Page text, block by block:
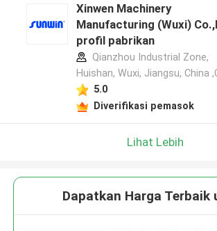
Xinwen Machinery
Manufacturing (Wuxi)
profil pabrikan
Qianzhou Industrial Zone,
Huishan, Wuxi, Jiangsu, China
5.0
Diverifikasi pemasok
Lihat Lebih
Dapatkan Harga Terbaik